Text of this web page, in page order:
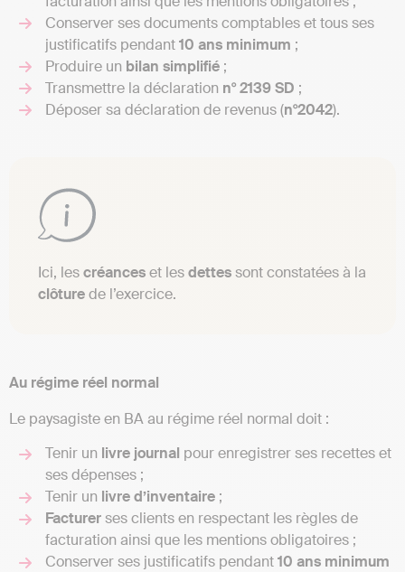
Conserver ses documents comptables et tous ses
justificatifs pendant10 ans minimum ;
Produire un bilan simplifié ;
Transmettre la déclaration n° 2139 SD ;
Déposer sa déclaration de revenus (n°2042).
Ici, lescréanceset lesdettessont constatées à la
clôturede l’exercice.
Au régime réel normal
Le paysagiste en BA au régime réel normal doit :
Tenir un livre journal pour enregistrer ses recettes et
ses dépenses ;
Tenir un livred’inventaire ;
Facturerses clients en respectant les règles de
facturation ainsi que les mentions obligatoires ;
Conserver ses justificatifs pendant10 ans minimum